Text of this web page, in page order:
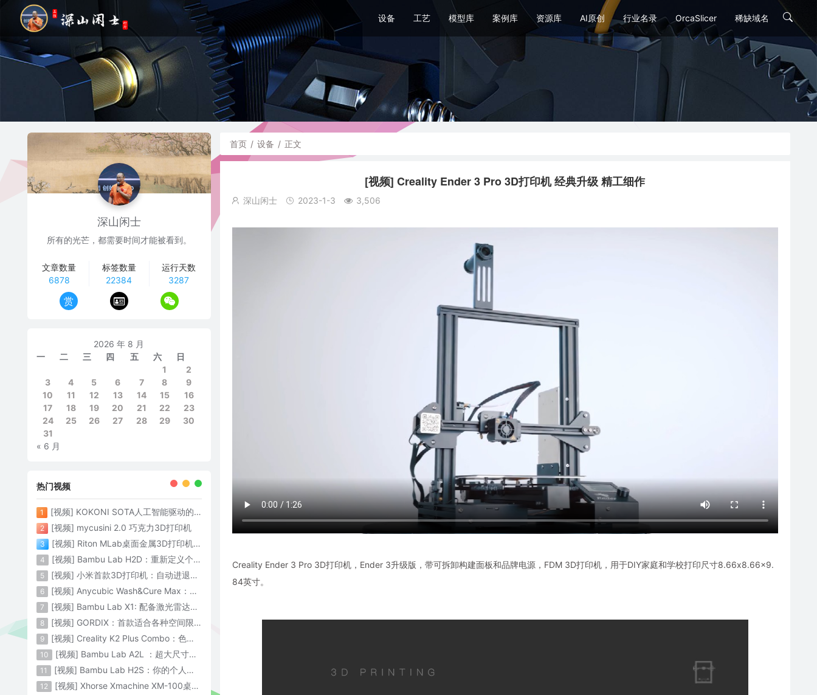
设备 工艺 模型库 案例库 资源库 AI原创 行业名录 OrcaSlicer 稀缺域名
首页 / 设备 / 正文
[视频] Creality Ender 3 Pro 3D打印机 经典升级 精工细作
深山闲士 2023-1-3 3,506
Creality Ender 3 Pro 3D打印机，Ender 3升级版，带可拆卸构建面板和品牌电源，FDM 3D打印机，用于DIY家庭和学校打印尺寸8.66x8.66x9.
84英寸。
深山闲士
所有的光芒，都需要时间才能被看到。
文章数量
6878
标签数量
22384
运行天数
3287
赏
2026 年 8 月
一
二 三 四 五 六
日
1
2
3
4 5 6 7 8
9
10
11 12 13 14 15
16
17
18 19 20 21 22
23
24
25 26 27 28 29
30
31
« 6 月
热门视频
1 [视频] KOKONI SOTA人工智能驱动的3D打印革命 倒立打印600mm/s
2 [视频] mycusini 2.0 巧克力3D打印机
3 [视频] Riton MLab桌面金属3D打印机：体积小性能强大
4 [视频] Bambu Lab H2D：重新定义个人智造
5 [视频] 小米首款3D打印机：自动进退料、AI云切片、人脸拍照建模 3D玩家兴趣首选
6 [视频] Anycubic Wash&Cure Max：清洗+后固化二合一设备
7 [视频] Bambu Lab X1: 配备激光雷达和人工智能的CoreXY彩色3D打印机
8 [视频] GORDIX：首款适合各种空间限制的3合1便携式数控机床
9 [视频] Creality K2 Plus Combo：色彩与尺寸的史诗级飞跃
10 [视频] Bambu Lab A2L ：超大尺寸家用打印机 告别拆件 轻松一体成型
11 [视频] Bambu Lab H2S：你的个人智造中心
12 [视频] Xhorse Xmachine XM-100桌面级五轴CNC机床：卓越的精度和效率